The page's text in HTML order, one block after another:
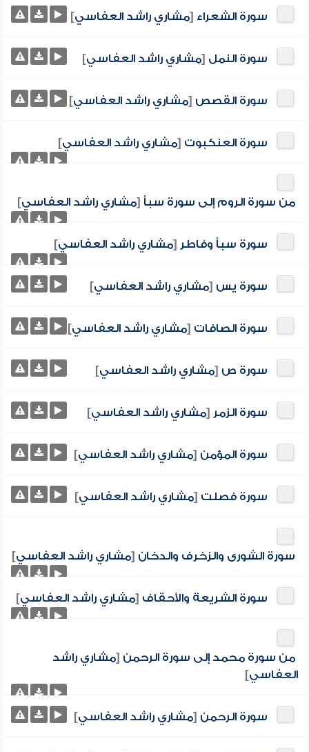
سورة الشعراء [مشاري راشد العفاسي]
سورة النمل [مشاري راشد العفاسي]
سورة القصص [مشاري راشد العفاسي]
سورة العنكبوت [مشاري راشد العفاسي]
من سورة الروم إلى سورة سبأ [مشاري راشد العفاسي]
سورة سبأ وفاطر [مشاري راشد العفاسي]
سورة يس [مشاري راشد العفاسي]
سورة الصافات [مشاري راشد العفاسي]
سورة ص [مشاري راشد العفاسي]
سورة الزمر [مشاري راشد العفاسي]
سورة المؤمن [مشاري راشد العفاسي]
سورة فصلت [مشاري راشد العفاسي]
سورة الشورى والزخرف والدخان [مشاري راشد العفاسي]
سورة الشريعة والأحقاف [مشاري راشد العفاسي]
من سورة محمد إلى سورة الرحمن [مشاري راشد
العفاسي]
سورة الرحمن [مشاري راشد العفاسي]